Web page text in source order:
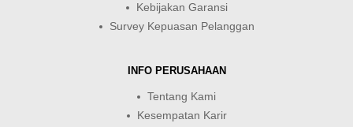
Kebijakan Garansi
Survey Kepuasan Pelanggan
INFO PERUSAHAAN
Tentang Kami
Kesempatan Karir